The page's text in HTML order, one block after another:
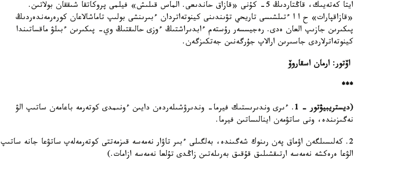
ايتا كەتەيىك، قاڭتاردىڭ 5- كۇنى «قازاق حاندىعى. الماس قىلىش» فيلمى پروكاتقا شىققان بولاتىن.
«قازاقپارات» ح ا ا ءتىلشىسى تاريحي تۋىندىنى كينوتەاتردان ءبىرىنشى بولىپ تاماشالاعان كورەرمەندەردىڭ
پىكىرىن جازىپ العان ەدى. رەجيسسەر رۇستەم ءابدىراشتىڭ ءوزى حالىقتىڭ وي- پىكىرىن ءبىلۋ ماقساتىندا
كينوتەاترلاردى جاسىرىن ارالاپ جۇرگەنىن جەتكىزگەن.
اۆتور: ارمان اسقاروۆ
***
(ديستريبيۋتور - 1
. ءىرى وندىرىستىك فيرما- وندىرۋشىلەردەن دايىن ءونىمدى كوتەرمە باعامەن ساتىپ الۋ
نەگىزىندە، ونى ساتۋمەن اينالىساتىن فيرما.
2. كەلىسىلگەن اۋماق پەن رىنوك شەگىندە، بەلگىلى ءبىر تاۋار نەمەسە قىزمەتتى كوتەرمەلەپ ساتۋعا جانە ساتىپ
الۋعا ەرەكشە نەمەسە ارتىقشىلىق قۇقىق بەرىلەتىن زاڭدى تۇلعا نەمەسە ازامات.)